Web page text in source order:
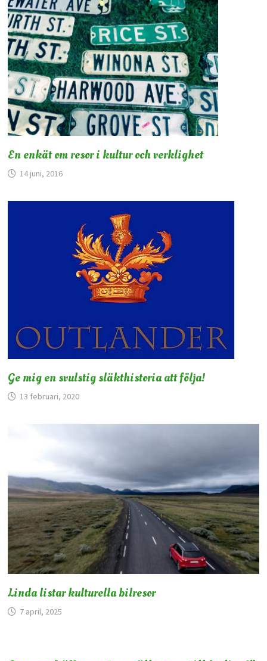
En enkät om resor i kultur och verklighet
14 juni, 2016
Ge mig en svulstig släkthistoria att följa!
13 februari, 2020
Linda listar kulturella bilresor
7 april, 2025